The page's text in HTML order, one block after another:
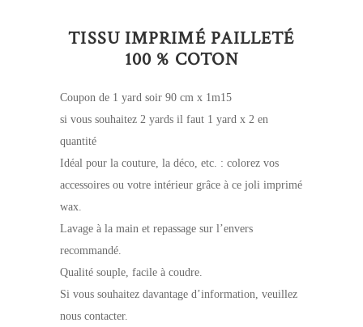
TISSU IMPRIMÉ PAILLETÉ
100 % COTON
Coupon de 1 yard soir 90 cm x 1m15
si vous souhaitez 2 yards il faut 1 yard x 2 en
quantité
Idéal pour la couture, la déco, etc. : colorez vos
accessoires ou votre intérieur grâce à ce joli imprimé
wax.
Lavage à la main et repassage sur l’envers
recommandé.
Qualité souple, facile à coudre.
Si vous souhaitez davantage d’information, veuillez
nous contacter.